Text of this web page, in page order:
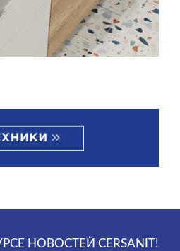
НОВОСТЕЙ CERSANIT!